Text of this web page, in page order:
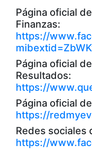
Página oficial
Finanzas:
https://
Página oficial
Resultados:
https://
Página oficial
https://
Redes sociales
https://